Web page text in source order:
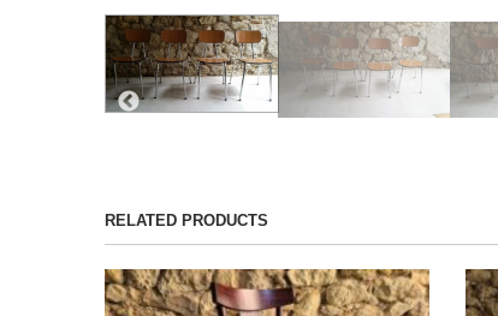
RELATED PRODUCTS